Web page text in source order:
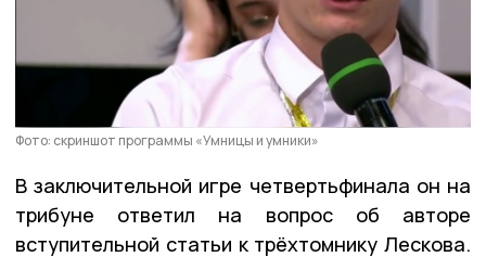
Фото: скриншот программы «Умницы и умники»
В заключительной игре четвертьфинала он на
трибуне ответил на вопрос об авторе
вступительной статьи к трёхтомнику Лескова.